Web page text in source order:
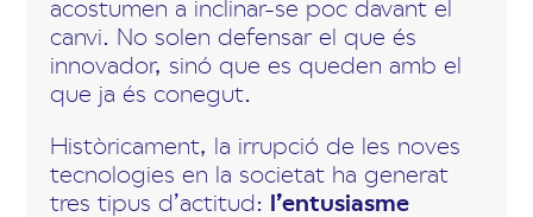
acostumen a inclinar-se poc davant el
canvi. No solen defensar el que és
innovador, sinó que es queden amb el
que ja és conegut.
Històricament, la irrupció de les noves
tecnologies en la societat ha generat
tres tipus d’actitud: l’entusiasme